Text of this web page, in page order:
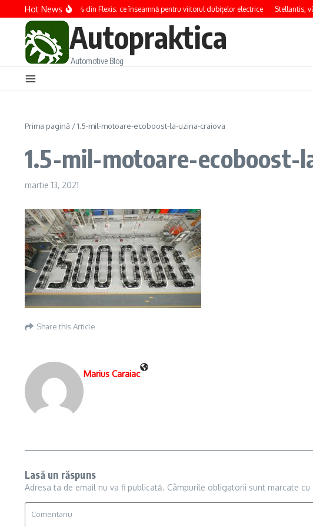
Sari la conținut
Hot News
Renault preia 100% din Flexis: ce înseamnă pentru viitorul dubițelor electrice Stellantis,
Autopraktica
Automotive Blog
Prima pagină /1.5-mil-motoare-ecoboost-la-uzina-craiova
1.5-mil-motoare-ecoboost-
martie 13, 2021
Share this Article
Marius Caraiac
Lasă un răspuns
Adresa ta de email nu va fi publicată. Câmpurile obligatorii sunt marcate cu